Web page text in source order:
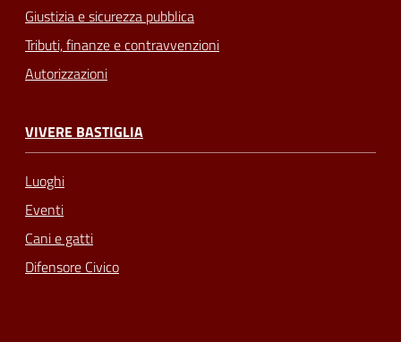
Giustizia e sicurezza pubblica
Tributi, finanze e contravvenzioni
Autorizzazioni
VIVERE BASTIGLIA
Luoghi
Eventi
Cani e gatti
Difensore Civico